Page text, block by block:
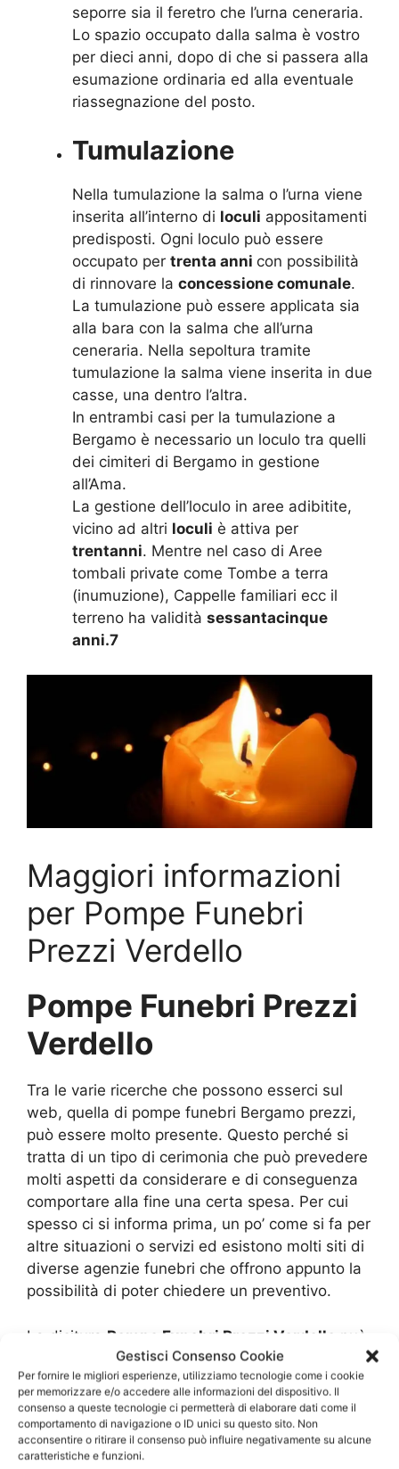
Gestisci Consenso Cookie
Per fornire le migliori esperienze, utilizziamo tecnologie come i cookie
per memorizzare e/o accedere alle informazioni del dispositivo. Il
consenso a queste tecnologie ci permetterà di elaborare dati come il
comportamento di navigazione o ID unici su questo sito. Non
acconsentire o ritirare il consenso può influire negativamente su alcune
caratteristiche e funzioni.
seporre sia il feretro che l’urna ceneraria.
Lo spazio occupato dalla salma è vostro
per dieci anni, dopo di che si passera alla
esumazione ordinaria ed alla eventuale
riassegnazione del posto.
Tumulazione
Nella tumulazione la salma o l’urna viene
inserita all’interno di loculi appositamenti
predisposti. Ogni loculo può essere
occupato per trenta anni con possibilità
di rinnovare la concessione comunale.
La tumulazione può essere applicata sia
alla bara con la salma che all’urna
ceneraria. Nella sepoltura tramite
tumulazione la salma viene inserita in due
casse, una dentro l’altra.
In entrambi casi per la tumulazione a
Bergamo è necessario un loculo tra quelli
dei cimiteri di Bergamo in gestione
all’Ama.
La gestione dell’loculo in aree adibitite,
vicino ad altri loculi è attiva per
trentanni. Mentre nel caso di Aree
tombali private come Tombe a terra
(inumuzione), Cappelle familiari ecc il
terreno ha validità sessantacinque
anni.7
Maggiori informazioni
per Pompe Funebri
Prezzi Verdello
Pompe Funebri Prezzi
Verdello
Tra le varie ricerche che possono esserci sul
web, quella di pompe funebri Bergamo prezzi,
può essere molto presente. Questo perché si
tratta di un tipo di cerimonia che può prevedere
molti aspetti da considerare e di conseguenza
comportare alla fine una certa spesa. Per cui
spesso ci si informa prima, un po’ come si fa per
altre situazioni o servizi ed esistono molti siti di
diverse agenzie funebri che offrono appunto la
possibilità di poter chiedere un preventivo.
La dicitura Pompe Funebri Prezzi Verdello può
variare in base a molti fattori, varianti del
servizio che vengono scelti in fase preventiva. Il
costo del lavoro eseguito da queste agenzie
sotto certi aspetti è prevedibile in fase di
contrattazione, poiché sceglie sempre il cliente